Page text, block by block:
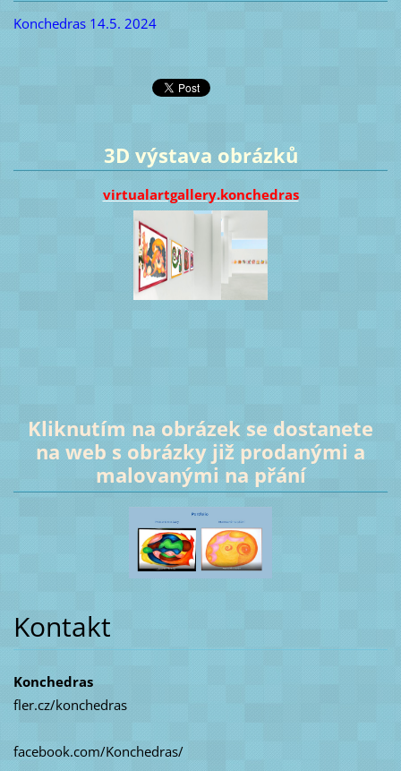
Konchedras 14.5. 2024
3D výstava obrázků
virtualartgallery.konchedras
Kliknutím na obrázek se dostanete
na web s obrázky již prodanými a
malovanými na přání
Kontakt
Konchedras
fler.cz/konchedras
facebook.com/Konchedras/